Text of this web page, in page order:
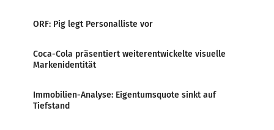
ORF: Pig legt Personalliste vor
Coca-Cola präsentiert weiterentwickelte visuelle
Markenidentität
Immobilien-Analyse: Eigentumsquote sinkt auf
Tiefstand